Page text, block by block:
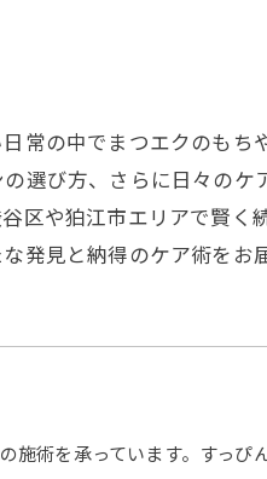
常の中でまつエクのもち
選び方、さらに日々のケ
区や狛江市エリアで賢く
発見と納得のケア術をお
施術を承っています。すっぴ